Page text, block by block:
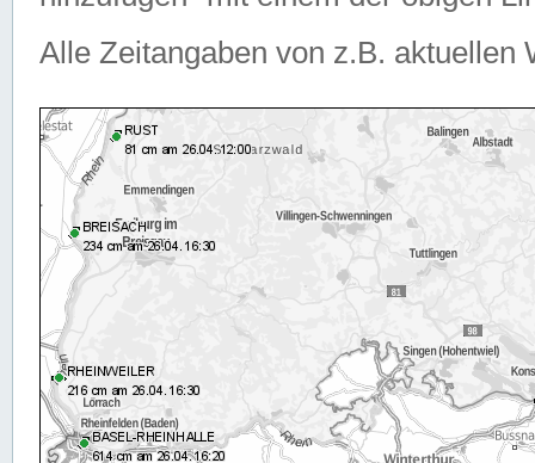
Alle Zeitangaben von z.B. aktuellen